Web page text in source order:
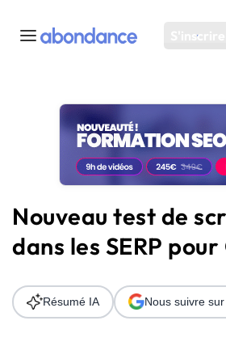
S'inscrire
Toutes les actus
Actus SEO
Plateforme
Solutions
Ressources
Audit SEO
Nouveau test de
dans les SERP
Résumé IA Nous suivre